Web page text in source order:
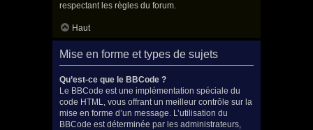
respectant les règles du forum.
Haut
Mise en forme et types de sujets
Qu’est-ce que le BBCode ?
Le BBCode est une implémentation spéciale du
code HTML, vous offrant un meilleur contrôle sur la
mise en forme d’un message. L’utilisation du
BBCode est déterminée par les administrateurs,